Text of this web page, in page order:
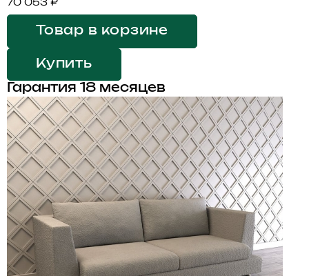
Товар в корзине
Купить
Гарантия 18 месяцев